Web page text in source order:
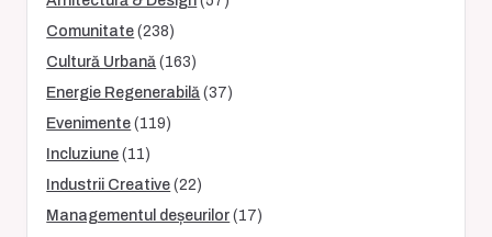
Comunitate (238)
Cultură Urbană (163)
Energie Regenerabilă (37)
Evenimente (119)
Incluziune (11)
Industrii Creative (22)
Managementul deșeurilor (17)